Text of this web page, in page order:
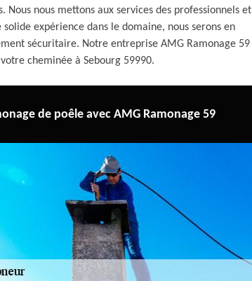
Nous nous mettons aux services des professionnels et
expérience dans le domaine, nous serons en
sécuritaire. Notre entreprise AMG Ramonage 59
cheminée à Sebourg 59990.
de poêle avec AMG Ramonage 59